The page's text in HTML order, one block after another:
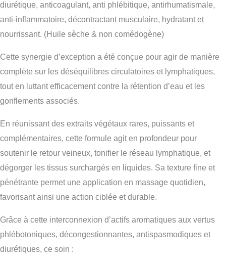
diurétique, anticoagulant, anti phlébitique, antirhumatismale,
anti-inflammatoire, décontractant musculaire, hydratant et
nourrissant. (Huile sèche & non comédogène)
Cette synergie d’exception a été conçue pour agir de manière
complète sur les déséquilibres circulatoires et lymphatiques,
tout en luttant efficacement contre la rétention d’eau et les
gonflements associés.
En réunissant des extraits végétaux rares, puissants et
complémentaires, cette formule agit en profondeur pour
soutenir le retour veineux, tonifier le réseau lymphatique, et
dégorger les tissus surchargés en liquides. Sa texture fine et
pénétrante permet une application en massage quotidien,
favorisant ainsi une action ciblée et durable.
Grâce à cette interconnexion d’actifs aromatiques aux vertus
phlébotoniques, décongestionnantes, antispasmodiques et
diurétiques, ce soin :
Bio